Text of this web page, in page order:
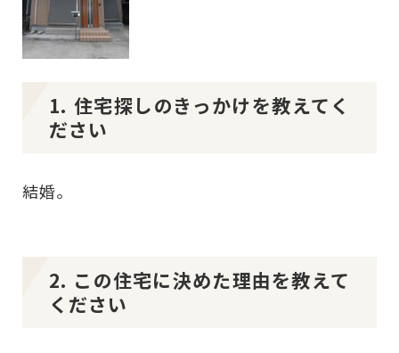
1. 住宅探しのきっかけを教えてく
ださい
結婚。
2. この住宅に決めた理由を教えて
ください